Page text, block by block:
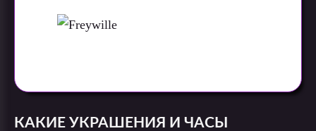
КАКИЕ УКРАШЕНИЯ И ЧАСЫ